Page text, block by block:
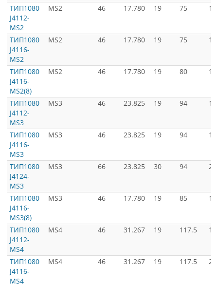
ТИП1080
J4112-
MS2
MS2 46 17.780 19 75
ТИП1080
J4116-
MS2
MS2 46 17.780 19 75
ТИП1080
J4116-
MS2(8)
MS2 46 17.780 19 80
ТИП1080
J4112-
MS3
MS3 46 23.825 19 94
ТИП1080
J4116-
MS3
MS3 46 23.825 19 94
ТИП1080
J4124-
MS3
MS3 66 23.825 30 94
ТИП1080
J4116-
MS3(8)
MS3 46 17.780 19 85
ТИП1080
J4112-
MS4
MS4 46 31.267 19 117.5
ТИП1080
J4116-
MS4
MS4 46 31.267 19 117.5